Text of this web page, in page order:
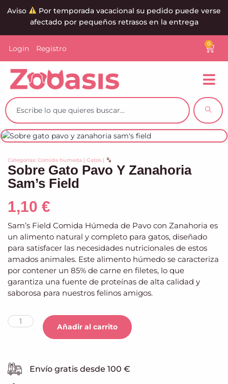
Aviso
Por temporada vacacional su pedido puede verse
afectado por pequeños retrasos en la entrega
Login Registro 0
Categorías: Comida humeda | Gatos |
Sobre Gato Pavo Y Zanahoria
Sam’s Field
1,10 €
Sam’s Field Comida Húmeda de Pavo con Zanahoria es
un alimento natural y completo para gatos, diseñado
para satisfacer las necesidades nutricionales de estos
amados animales. Este alimento húmedo se caracteriza
por contener un 85% de carne en filetes, lo que
garantiza una fuente de proteínas de alta calidad y
saborosa para nuestros felinos amigos.
Añadir al carrito
Envío gratis desde 100 €